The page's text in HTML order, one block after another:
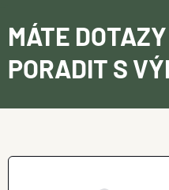
MÁTE
PORADIT S